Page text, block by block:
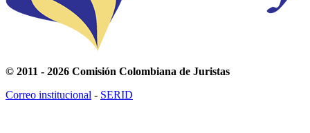
© 2011 - 2026 Comisión Colombiana de Juristas
Correo institucional - SERID